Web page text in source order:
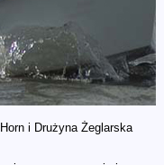
i Drużyna Żeglarska